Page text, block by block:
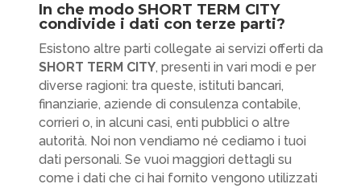
In che modo SHORT TERM CITY
condivide i dati con terze parti?
Esistono altre parti collegate ai servizi offerti da
SHORT TERM CITY, presenti in vari modi e per
diverse ragioni: tra queste, istituti bancari,
finanziarie, aziende di consulenza contabile,
corrieri o, in alcuni casi, enti pubblici o altre
autorità. Noi non vendiamo né cediamo i tuoi
dati personali. Se vuoi maggiori dettagli su
come i dati che ci hai fornito vengono utilizzati